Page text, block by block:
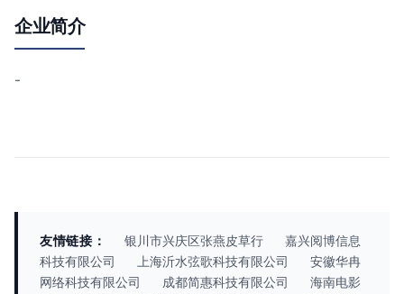
企业简介
-
友情链接： 银川市兴庆区张燕皮草行
嘉兴阅博信息
科技有限公司
上海沂水弦歌科技有限公司
安徽华冉
网络科技有限公司
成都简惠科技有限公司
海南电影